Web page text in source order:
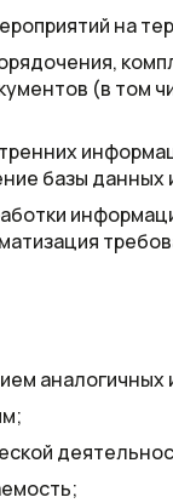
на
(в том
базы данных
аналогичных